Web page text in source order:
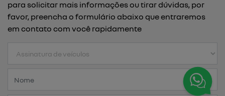
para solicitar mais informações ou tirar dúvidas, por
favor, preencha o formulário abaixo que entraremos
em contato com você rapidamente